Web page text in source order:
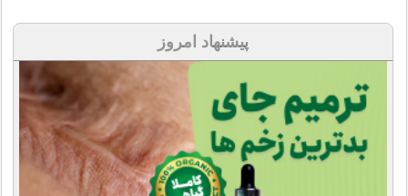
پیشنهاد امروز